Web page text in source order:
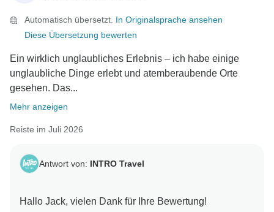
Automatisch übersetzt. In Originalsprache ansehen
Diese Übersetzung bewerten
Ein wirklich unglaubliches Erlebnis – ich habe einige
unglaubliche Dinge erlebt und atemberaubende Orte
gesehen. Das...
Mehr anzeigen
Reiste im Juli 2026
Antwort von: INTRO Travel
Hallo Jack, vielen Dank für Ihre Bewertung!